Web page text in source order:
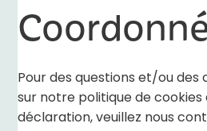
Pour des questions et/ou des
sur notre politique de
déclaration, veuillez nous